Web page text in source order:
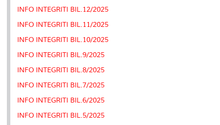
INFO INTEGRITI BIL.12/2025
INFO INTEGRITI BIL.11/2025
INFO INTEGRITI BIL.10/2025
INFO INTEGRITI BIL.9/2025
INFO INTEGRITI BIL.8/2025
INFO INTEGRITI BIL.7/2025
INFO INTEGRITI BIL.6/2025
INFO INTEGRITI BIL.5/2025